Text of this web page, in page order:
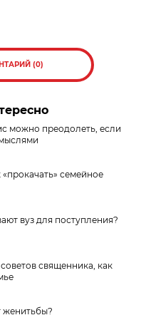
(0)
можно преодолеть, если
семейное
вуз для поступления?
священника, как
женитьбы?